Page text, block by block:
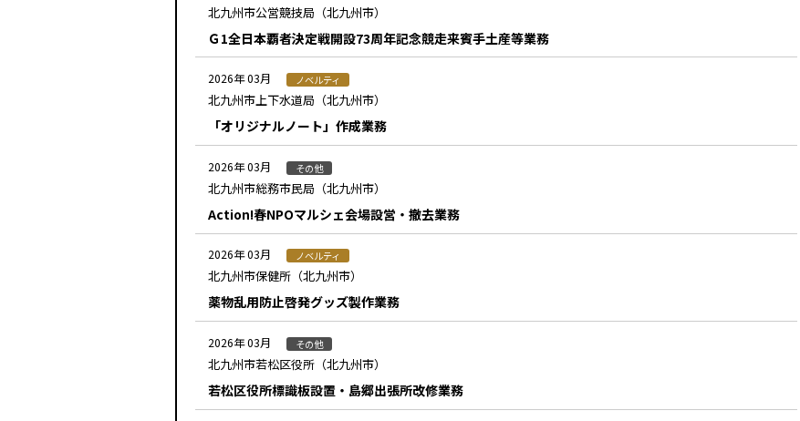
北九州市公営競技局（北九州市）
Ｇ1全日本覇者決定戦開設73周年記念競走来賓手土産等業務
2026年 03月 ノベルティ
北九州市上下水道局（北九州市）
「オリジナルノート」作成業務
2026年 03月 その他
北九州市総務市民局（北九州市）
Action!春NPOマルシェ会場設営・撤去業務
2026年 03月 ノベルティ
北九州市保健所（北九州市）
薬物乱用防止啓発グッズ製作業務
2026年 03月 その他
北九州市若松区役所（北九州市）
若松区役所標識板設置・島郷出張所改修業務